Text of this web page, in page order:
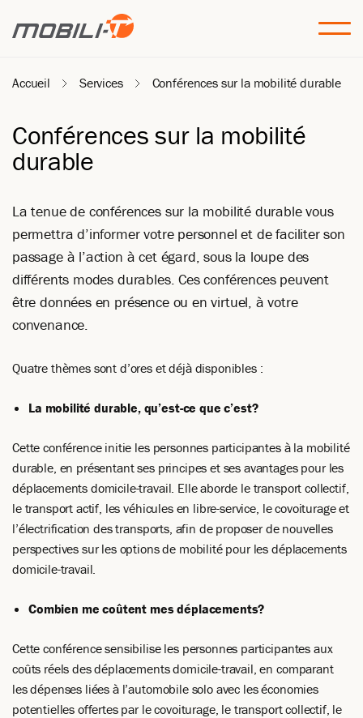
Accueil Services Conférences sur la mobilité durable
Conférences sur la mobilité
durable
La tenue de conférences sur la mobilité durable vous
permettra d’informer votre personnel et de faciliter son
passage à l’action à cet égard, sous la loupe des
différents modes durables. Ces conférences peuvent
être données en présence ou en virtuel, à votre
convenance.
Quatre thèmes sont d’ores et déjà disponibles :
La mobilité durable, qu’est-ce que c’est?
Cette conférence initie les personnes participantes à la mobilité
durable, en présentant ses principes et ses avantages pour les
déplacements domicile-travail. Elle aborde le transport collectif,
le transport actif, les véhicules en libre-service, le covoiturage et
l’électrification des transports, afin de proposer de nouvelles
perspectives sur les options de mobilité pour les déplacements
domicile-travail.
Combien me coûtent mes déplacements?
Cette conférence sensibilise les personnes participantes aux
coûts réels des déplacements domicile-travail, en comparant
les dépenses liées à l’automobile solo avec les économies
potentielles offertes par le covoiturage, le transport collectif, le